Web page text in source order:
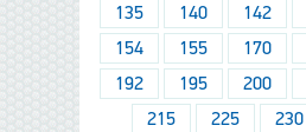
135
140 142
154
155 170
192
195 200
215
225 230